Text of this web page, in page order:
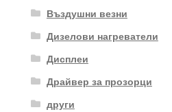
Въздушни везни
Дизелови нагреватели
Дисплеи
Драйвер за прозорци
други